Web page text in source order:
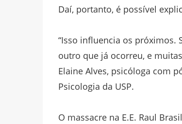
Daí, portanto, é possível
“Isso influencia os próximos.
outro que já ocorreu, e
Elaine Alves, psicóloga com
Psicologia da USP.
O massacre na E.E. Raul